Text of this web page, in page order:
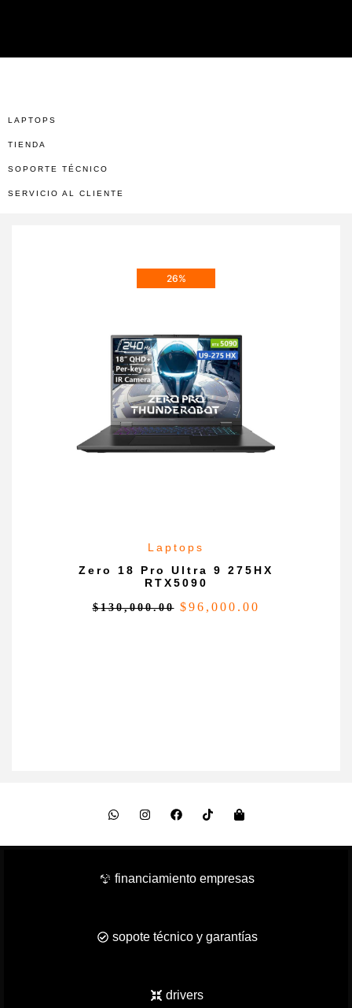
LAPTOPS
TIENDA
SOPORTE TÉCNICO
SERVICIO AL CLIENTE
26%
Laptops
Zero 18 Pro Ultra 9 275HX
RTX5090
$130,000.00 $96,000.00
financiamiento empresas
sopote técnico y garantías
drivers